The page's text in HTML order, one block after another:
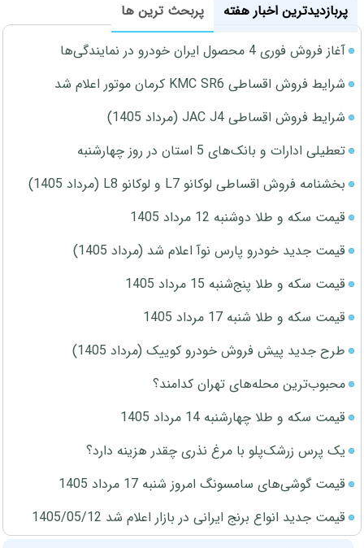
پربازدیدترین اخبار هفته
پربحث ترین ها
آغاز فروش فوری 4 محصول ایران خودرو در نمایندگی‌ها
شرایط فروش اقساطی KMC SR6 کرمان موتور اعلام شد
شرایط فروش اقساطی JAC J4 (مرداد 1405)
تعطیلی ادارات و بانک‌های 5 استان در روز چهارشنبه
بخشنامه فروش اقساطی لوکانو L7 و لوکانو L8 (مرداد 1405)
قیمت سکه و طلا دوشنبه 12 مرداد 1405
قیمت جدید خودرو پارس نوآ اعلام شد (مرداد 1405)
قیمت سکه و طلا پنج‌شنبه 15 مرداد 1405
قیمت سکه و طلا شنبه 17 مرداد 1405
طرح جدید پیش فروش خودرو کوییک (مرداد 1405)
محبوب‌ترین محله‌های تهران کدامند؟
قیمت سکه و طلا چهارشنبه 14 مرداد 1405
یک پرس زرشک‌پلو با مرغ نذری چقدر هزینه دارد؟
قیمت گوشی‌های سامسونگ امروز شنبه 17 مرداد 1405
قیمت جدید انواع برنج ایرانی در بازار اعلام شد 1405/05/12